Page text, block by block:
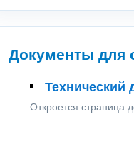
Документы для
Технический
Откроется страница